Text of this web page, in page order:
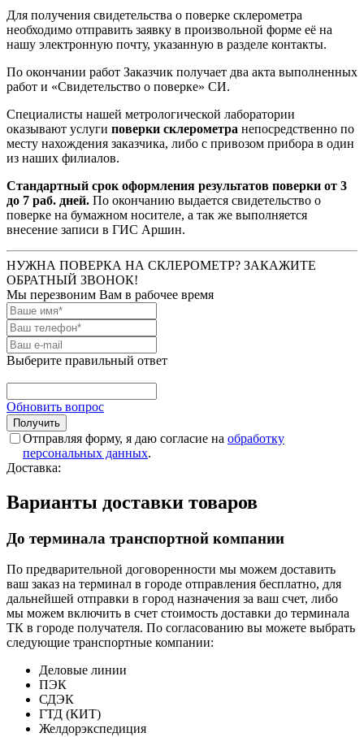
Для получения свидетельства о поверке склерометра
необходимо отправить заявку в произвольной форме её на
нашу электронную почту, указанную в разделе контакты.
По окончании работ Заказчик получает два акта выполненных
работ и «Свидетельство о поверке» СИ.
Специалисты нашей метрологической лаборатории
оказывают услуги поверки склерометра непосредственно по
месту нахождения заказчика, либо с привозом прибора в один
из наших филиалов.
Стандартный срок оформления результатов поверки от 3
до 7 раб. дней. По окончанию выдается свидетельство о
поверке на бумажном носителе, а так же выполняется
внесение записи в ГИС Аршин.
НУЖНА ПОВЕРКА НА СКЛЕРОМЕТР? ЗАКАЖИТЕ
ОБРАТНЫЙ ЗВОНОК!
Мы перезвоним Вам в рабочее время
Выберите правильный ответ
Обновить вопрос
Отправляя форму, я даю согласие на обработку
персональных данных.
Доставка:
Варианты доставки товаров
До терминала транспортной компании
По предварительной договоренности мы можем доставить
ваш заказ на терминал в городе отправления бесплатно, для
дальнейшей отправки в город назначения за ваш счет, либо
мы можем включить в счет стоимость доставки до терминала
ТК в городе получателя. По согласованию вы можете выбрать
следующие транспортные компании:
Деловые линии
ПЭК
СДЭК
ГТД (КИТ)
Желдорэкспедиция